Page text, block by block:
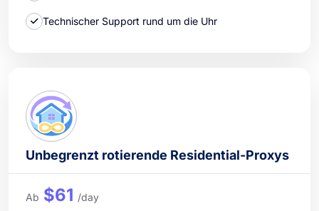
Technischer Support rund um die Uhr
Unbegrenzt rotierende Residential-Proxys
Ab $61 /day